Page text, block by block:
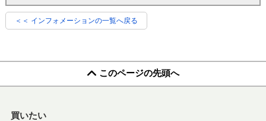
＜＜ インフォメーションの一覧へ戻る
このページの先頭へ
買いたい